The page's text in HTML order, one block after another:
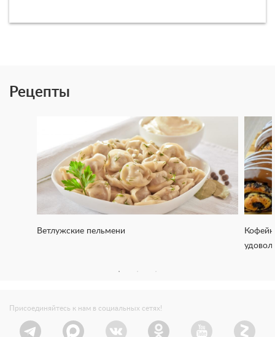
Рецепты
Ветлужские пельмени
Присоединяйтесь к нам в социальных сетях!